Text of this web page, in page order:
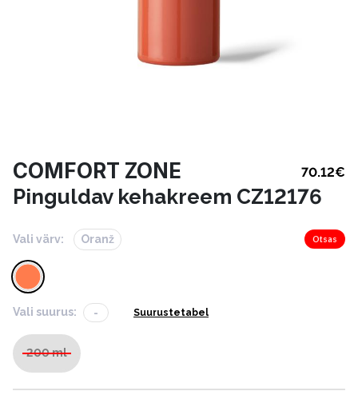
COMFORT ZONE 70.12€
Pinguldav kehakreem CZ12176
Vali värv: Oranž Otsas
Vali suurus: - Suurustetabel
200 ml